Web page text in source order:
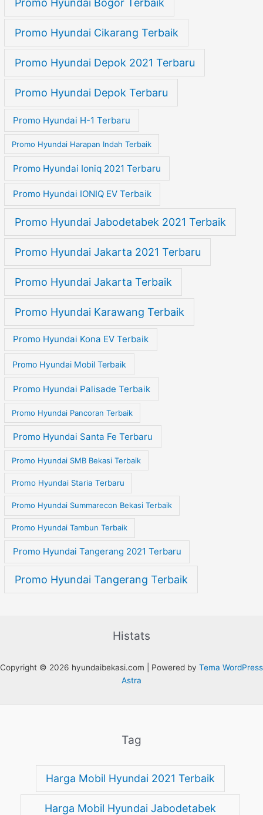
Promo Hyundai Bogor Terbaik
Promo Hyundai Cikarang Terbaik
Promo Hyundai Depok 2021 Terbaru
Promo Hyundai Depok Terbaru
Promo Hyundai H-1 Terbaru
Promo Hyundai Harapan Indah Terbaik
Promo Hyundai Ioniq 2021 Terbaru
Promo Hyundai IONIQ EV Terbaik
Promo Hyundai Jabodetabek 2021 Terbaik
Promo Hyundai Jakarta 2021 Terbaru
Promo Hyundai Jakarta Terbaik
Promo Hyundai Karawang Terbaik
Promo Hyundai Kona EV Terbaik
Promo Hyundai Mobil Terbaik
Promo Hyundai Palisade Terbaik
Promo Hyundai Pancoran Terbaik
Promo Hyundai Santa Fe Terbaru
Promo Hyundai SMB Bekasi Terbaik
Promo Hyundai Staria Terbaru
Promo Hyundai Summarecon Bekasi Terbaik
Promo Hyundai Tambun Terbaik
Promo Hyundai Tangerang 2021 Terbaru
Promo Hyundai Tangerang Terbaik
Histats
Copyright © 2026 hyundaibekasi.com | Powered by Tema WordPress
Astra
Tag
Harga Mobil Hyundai 2021 Terbaik
Harga Mobil Hyundai Jabodetabek